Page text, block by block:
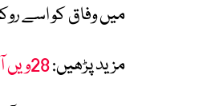
میں وفاق کو اسے
مزید پڑھیں:28ویں آئینی ترمیم ایم کیو ایم پاکستان کے لیے سیاسی بقا کا معاملہ کیوں؟